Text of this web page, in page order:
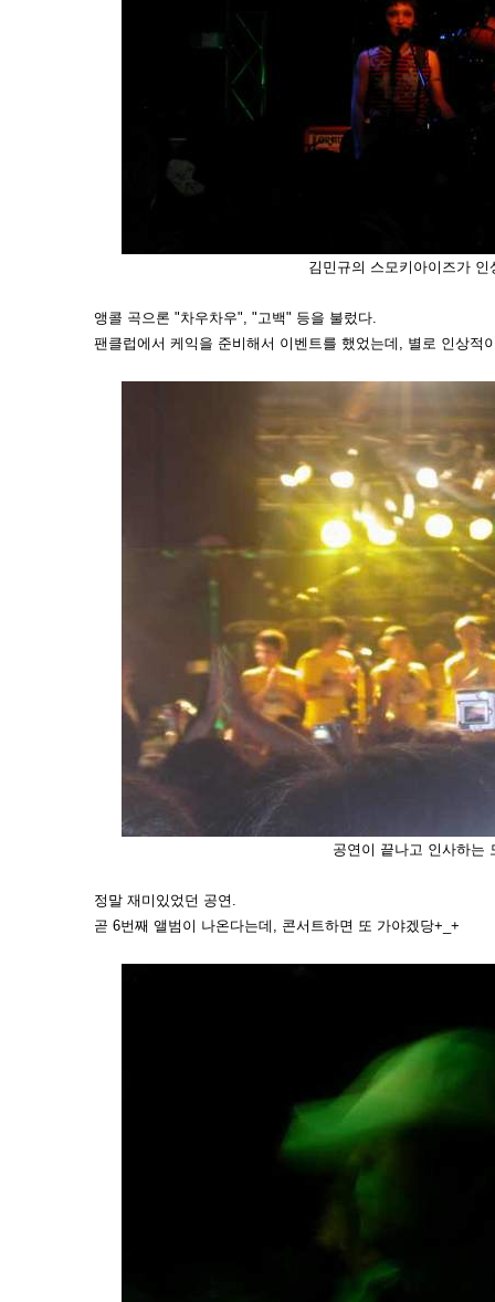
김민규의 스모키아이즈가 인
앵콜 곡으론 "차우차우", "고백" 등을 불렀다.
팬클럽에서 케익을 준비해서 이벤트를 했었는데, 별로 인상적
공연이 끝나고 인사하는
정말 재미있었던 공연.
곧 6번째 앨범이 나온다는데, 콘서트하면 또 가야겠당+_+